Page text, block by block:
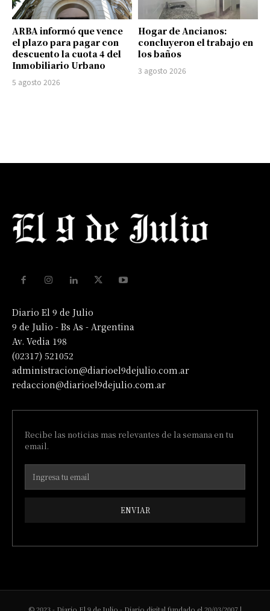
ARBA informó que vence
el plazo para pagar con
descuento la cuota 4 del
Inmobiliario Urbano
5 agosto 2026
Hogar de Ancianos:
concluyeron el trabajo en
los baños
3 agosto 2026
Diario El 9 de Julio
9 de Julio - Bs As - Argentina
Av. Vedia 198
(02317) 521052
administracion@diarioel9dejulio.com.ar
redaccion@diarioel9dejulio.com.ar
Recibe las noticias mas relevantes de la semana en tu
email.
ENVIAR
© 2023 - Diario El 9 de Julio - Diario digital fundado el 20/03/2007 |